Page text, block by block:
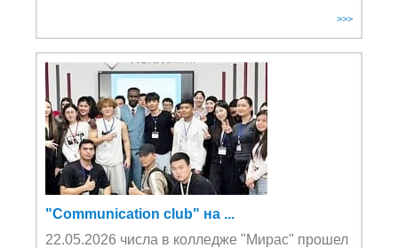
>>>
"Communication club" на ...
22.05.2026 числа в колледже "Мирас" прошел